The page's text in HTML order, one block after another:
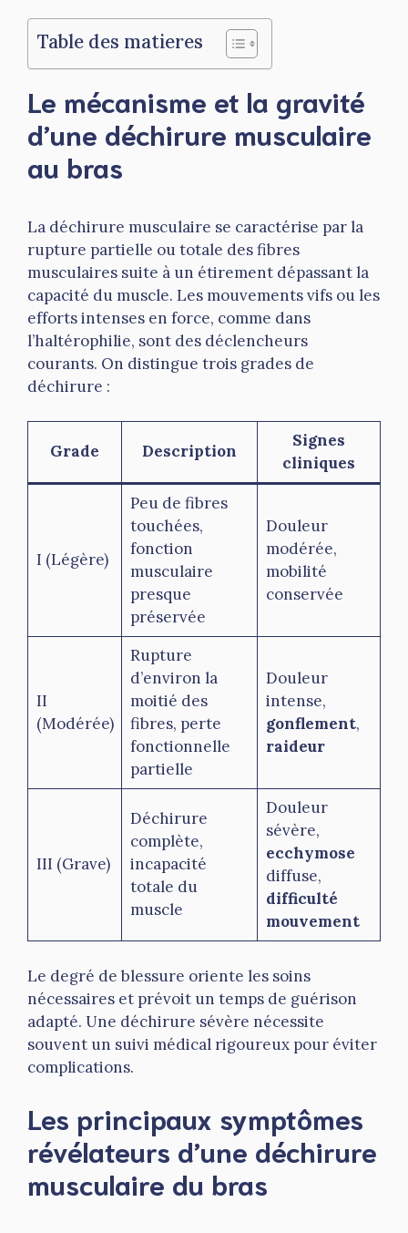
Table des matieres
Le mécanisme et la gravité
d’une déchirure musculaire
au bras
La déchirure musculaire se caractérise par la
rupture partielle ou totale des fibres
musculaires suite à un étirement dépassant la
capacité du muscle. Les mouvements vifs ou les
efforts intenses en force, comme dans
l’haltérophilie, sont des déclencheurs
courants. On distingue trois grades de
déchirure :
Grade Description
Signes
cliniques
I (Légère)
Peu de fibres
touchées,
fonction
musculaire
presque
préservée
Douleur
modérée,
mobilité
conservée
II
(Modérée)
Rupture
d’environ la
moitié des
fibres, perte
fonctionnelle
partielle
Douleur
intense,
gonflement,
raideur
III (Grave)
Déchirure
complète,
incapacité
totale du
muscle
Douleur
sévère,
ecchymose
diffuse,
difficulté
mouvement
Le degré de blessure oriente les soins
nécessaires et prévoit un temps de guérison
adapté. Une déchirure sévère nécessite
souvent un suivi médical rigoureux pour éviter
complications.
Les principaux symptômes
révélateurs d’une déchirure
musculaire du bras